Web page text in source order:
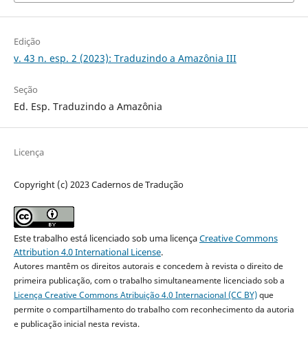
Edição
v. 43 n. esp. 2 (2023): Traduzindo a Amazônia III
Seção
Ed. Esp. Traduzindo a Amazônia
Licença
Copyright (c) 2023 Cadernos de Tradução
Este trabalho está licenciado sob uma licençaCreative Commons
Attribution 4.0 International License.
Autores mantêm os direitos autorais e concedem à revista o direito de
primeira publicação, com o trabalho simultaneamente licenciado sob a
Licença Creative Commons Atribuição 4.0 Internacional (CC BY)que
permite o compartilhamento do trabalho com reconhecimento da autoria
e publicação inicial nesta revista.